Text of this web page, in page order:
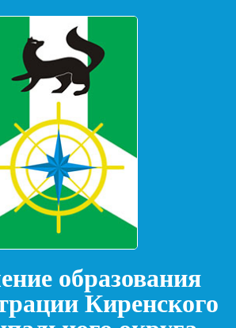
образования
Киренского